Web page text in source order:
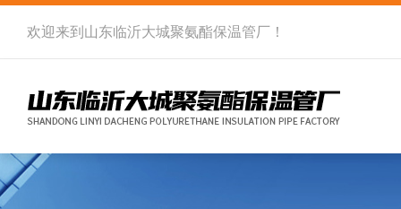
欢迎来到 山东临沂大城聚氨酯保温管厂 ！